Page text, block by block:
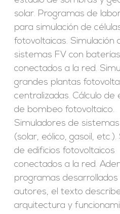
solar. Programas de
para simulación de
fotovoltaicas. Simulación
sistemas FV con
conectados a la red.
grandes plantas
centralizadas. Cálculo de
de bombeo fotovoltaico.
Simuladores de
(solar, eólico, gasoil, etc.).
de edificios fotovoltaicos
conectados a la red.
programas
autores, el texto
arquitectura y